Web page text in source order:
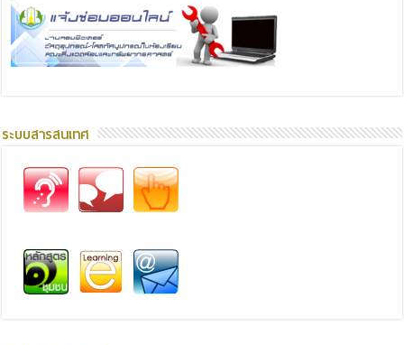
ระบบสารสนเทศ